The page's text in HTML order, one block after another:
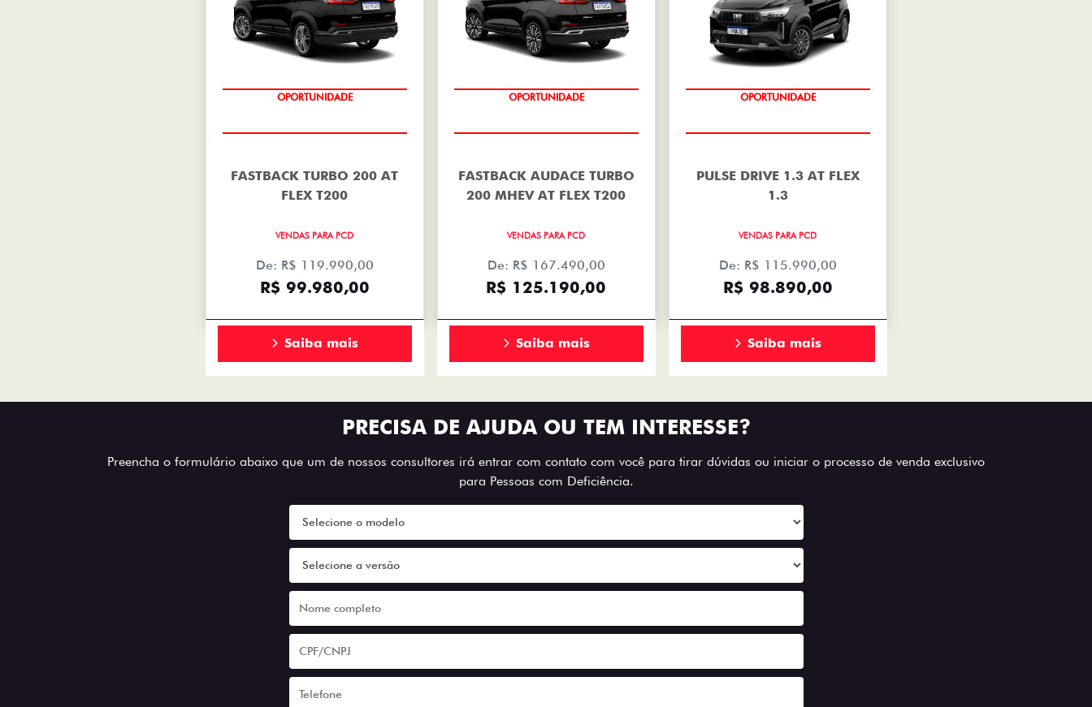
OPORTUNIDADE
FASTBACK TURBO 200 AT
FLEX T200
VENDAS PARA PCD
De: R$ 119.990,00
R$ 99.980,00
Saiba mais
OPORTUNIDADE
FASTBACK AUDACE TURBO
200 MHEV AT FLEX T200
VENDAS PARA PCD
De: R$ 167.490,00
R$ 125.190,00
Saiba mais
OPORTUNIDADE
PULSE DRIVE 1.3 AT FLEX
1.3
VENDAS PARA PCD
De: R$ 115.990,00
R$ 98.890,00
Saiba mais
PRECISA DE AJUDA OU TEM INTERESSE?
Preencha o formulário abaixo que um de nossos consultores irá entrar com contato com você para tirar dúvidas ou iniciar o processo de venda exclusivo
para Pessoas com Deficiência.